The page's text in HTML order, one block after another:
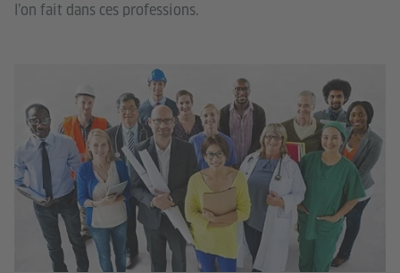
l’on fait dans ces professions.